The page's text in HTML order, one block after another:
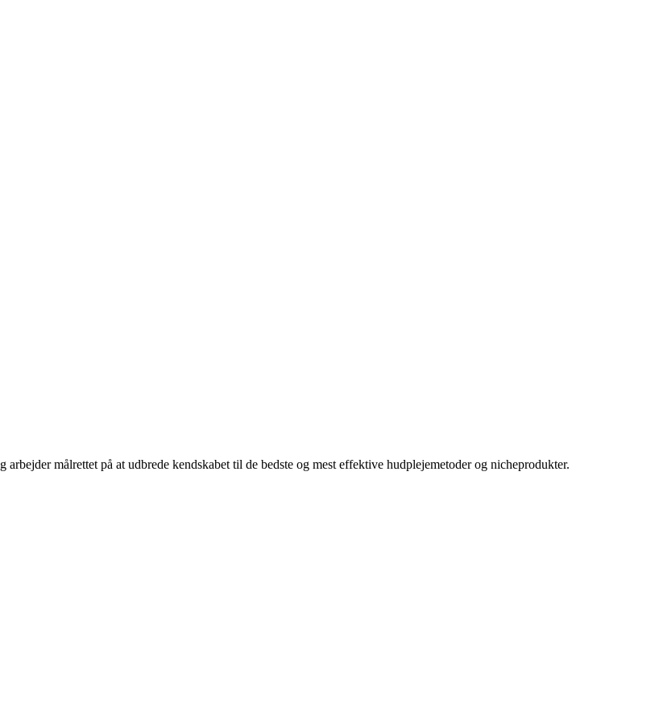
målrettet på at udbrede kendskabet til de bedste og mest effektive hudplejemetoder og nicheprodukter.